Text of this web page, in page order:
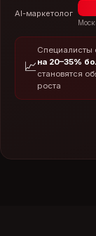
AI-маркетолог
📈
Специалисты
на 20–35%
становятся
роста